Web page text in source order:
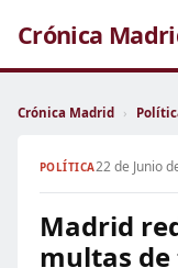
Crónica
Crónica Madrid ›
POLÍTICA22 de Junio
Madrid
multas